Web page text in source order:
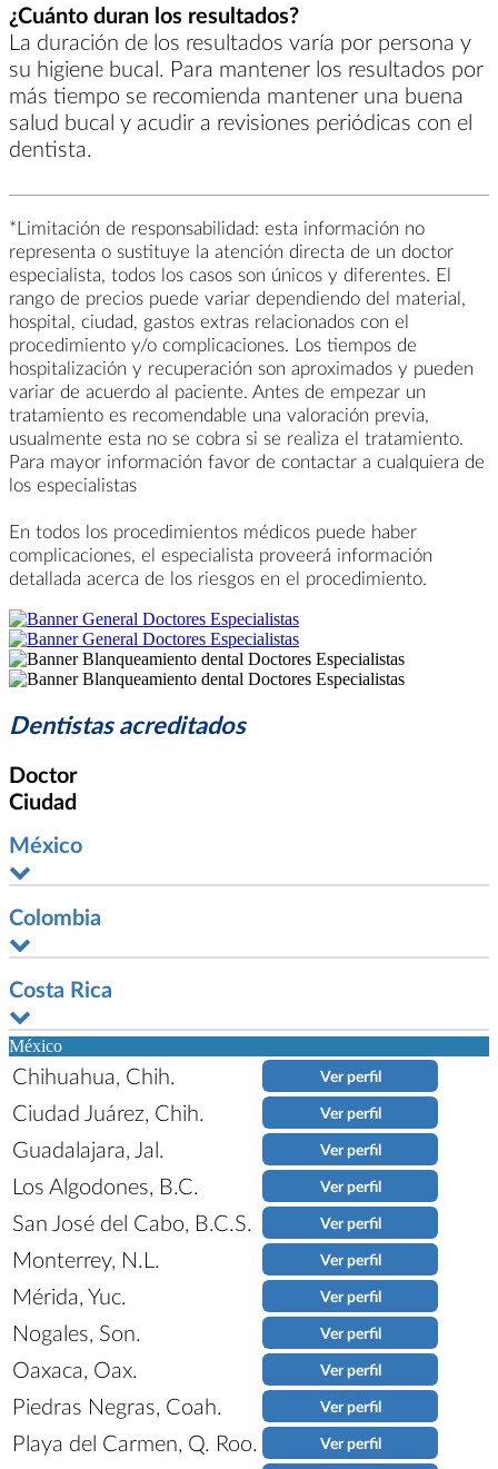
¿Cuánto duran los resultados?
La duración de los resultados varía por persona y
su higiene bucal. Para mantener los resultados por
más tiempo se recomienda mantener una buena
salud bucal y acudir a revisiones periódicas con el
dentista.
*Limitación de responsabilidad: esta información no
representa o sustituye la atención directa de un doctor
especialista, todos los casos son únicos y diferentes. El
rango de precios puede variar dependiendo del material,
hospital, ciudad, gastos extras relacionados con el
procedimiento y/o complicaciones. Los tiempos de
hospitalización y recuperación son aproximados y pueden
variar de acuerdo al paciente. Antes de empezar un
tratamiento es recomendable una valoración previa,
usualmente esta no se cobra si se realiza el tratamiento.
Para mayor información favor de contactar a cualquiera de
los especialistas
En todos los procedimientos médicos puede haber
complicaciones, el especialista proveerá información
detallada acerca de los riesgos en el procedimiento.
Dentistas acreditados
Doctor
Ciudad
México
Colombia
Costa Rica
México
Chihuahua, Chih. Ver perfil
Ciudad Juárez, Chih. Ver perfil
Guadalajara, Jal. Ver perfil
Los Algodones, B.C. Ver perfil
San José del Cabo, B.C.S. Ver perfil
Monterrey, N.L. Ver perfil
Mérida, Yuc. Ver perfil
Nogales, Son. Ver perfil
Oaxaca, Oax. Ver perfil
Piedras Negras, Coah. Ver perfil
Playa del Carmen, Q. Roo. Ver perfil